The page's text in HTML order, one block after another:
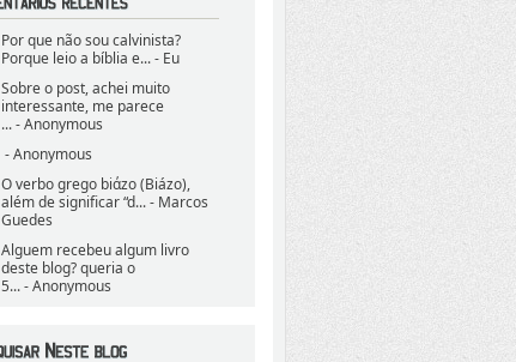
Por que não sou calvinista?
Porque leio a bíblia e...- Eu
Sobre o post, achei muito
interessante, me parece
...- Anonymous
- Anonymous
O verbo grego biάzo (Biázo),
além de significar “d...- Marcos
Guedes
Alguem recebeu algum livro
deste blog? queria o
5...- Anonymous